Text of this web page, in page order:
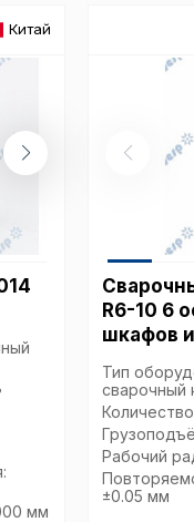
Китай
мм
R6-10 6
шкафов
Тип
сварочный
Рабочий
±0.05 мм